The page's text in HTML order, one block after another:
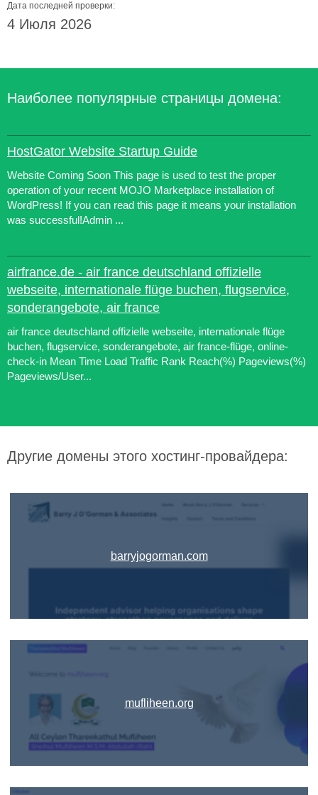
Дата последней проверки:
4 Июля 2026
Наиболее популярные страницы домена:
HostGator Website Startup Guide
Website Coming Soon This page is used to test the proper
operation of your recent MOJO Marketplace installation of
WordPress! If you can read this page it means your installation
was successful!Admin ...
airfrance.de - air france deutschland offizielle
webseite, internationale flüge buchen, flugservice,
sonderangebote, air france
air france deutschland offizielle webseite, internationale flüge
buchen, flugservice, sonderangebote, air france-flüge, online-
check-in Mean Time Load Traffic Rank Reach(%) Pageviews(%)
Pageviews/User...
Другие домены этого хостинг-провайдера:
barryjogorman.com
mufliheen.org